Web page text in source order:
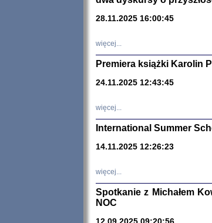
28.11.2025 16:00:45
więcej...
Premiera książki Karolin
24.11.2025 12:43:45
więcej...
International Summer
14.11.2025 12:26:23
więcej...
Spotkanie z Michałem
NOC